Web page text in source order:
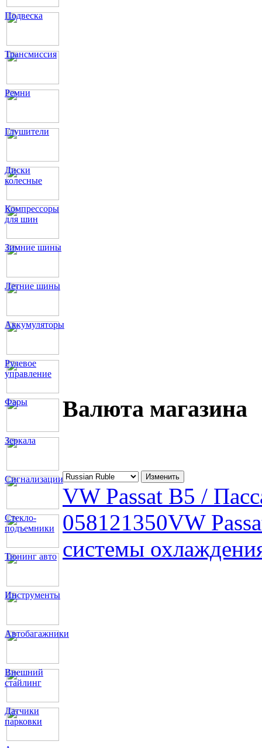
Подвеска
Трансмиссия
Ремни
Глушители
Диски
колесные
Компрессоры
для шин
Зимние шины
Летние шины
Аккумуляторы
Рулевое
управление
Фары
Зеркала
Сигнализации
Стекло-
подъемники
Тюнинг авто
Инструменты
Автобагажники
Внешний
стайлинг
Датчики
парковки
Валюта магазина
VW Passat B5 /
058121350VW
системы